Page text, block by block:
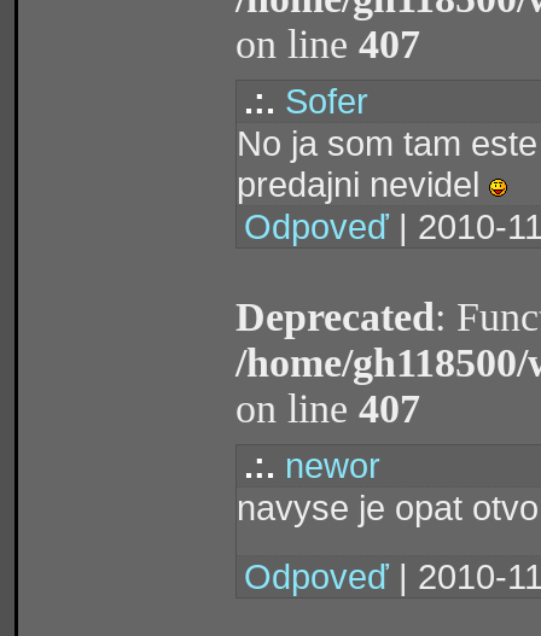
on line 407
.:. Sofer
No ja som tam
predajni nevidel
Odpoveď | 2010-
Deprecated:
/home/
on line 407
.:. newor
navyse je opat
Odpoveď | 2010-